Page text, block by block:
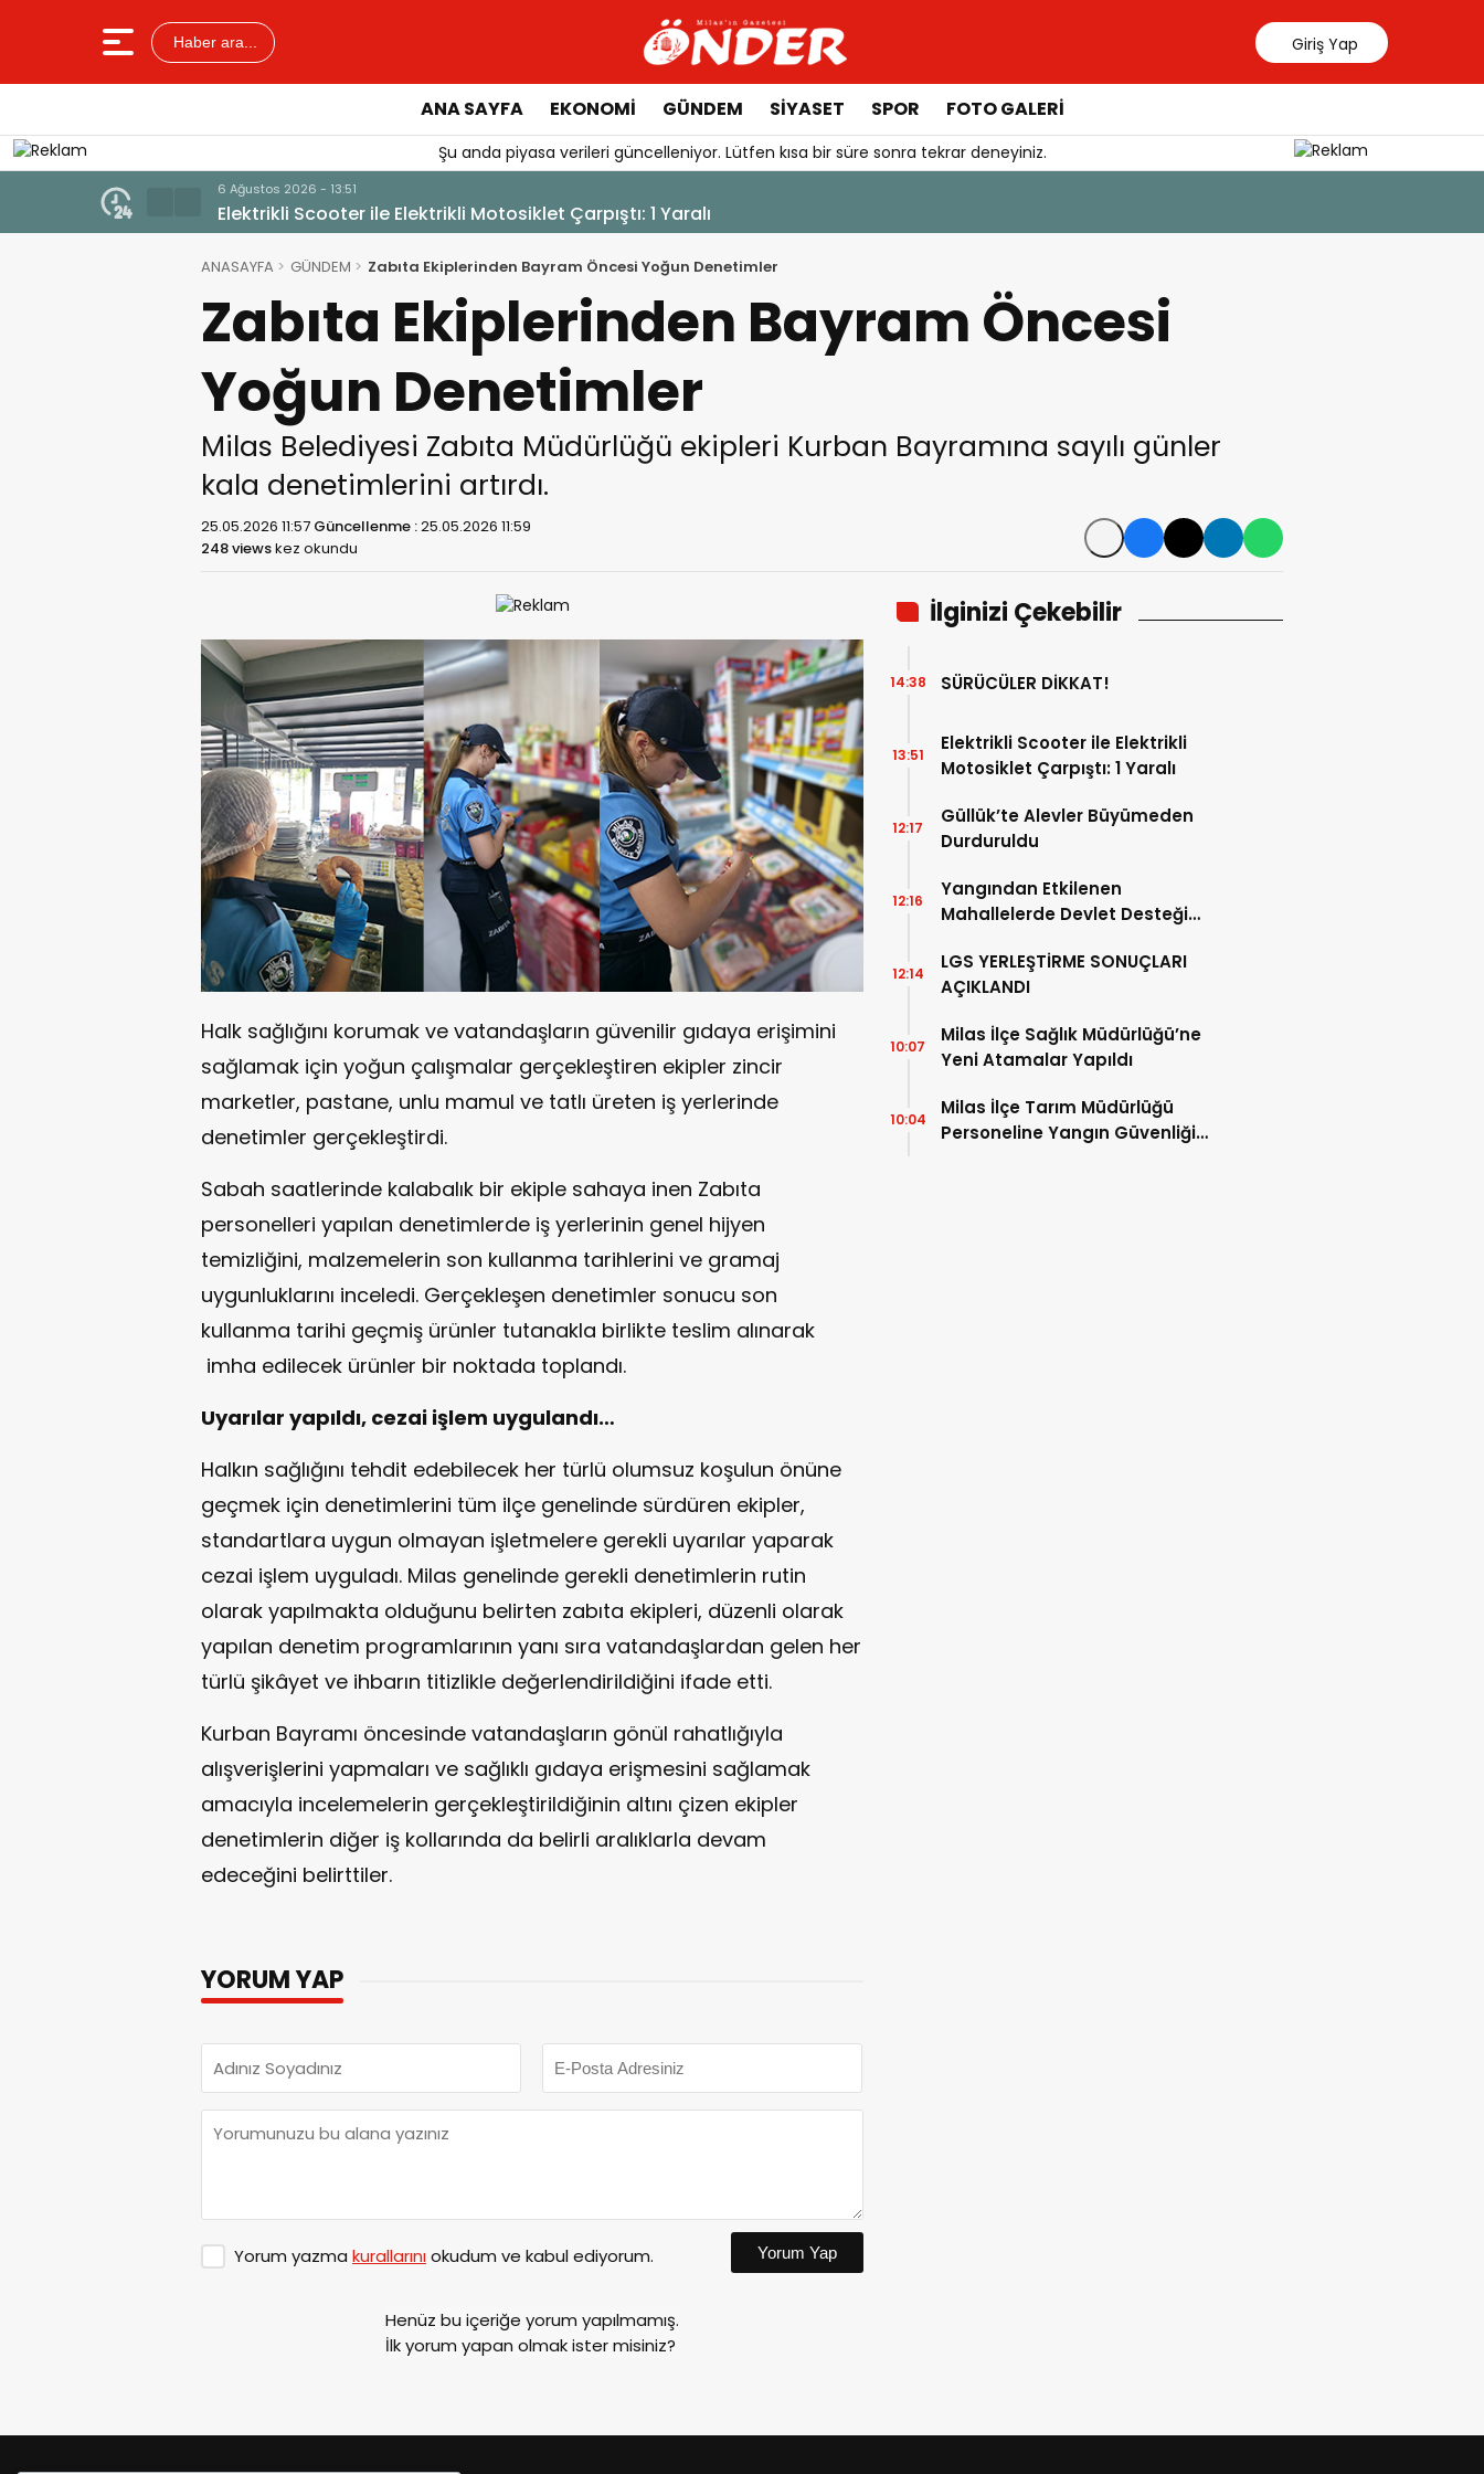
Haber ara... Giriş Yap
ANA SAYFA EKONOMİ GÜNDEM SİYASET SPOR FOTO GALERİ
Şu anda piyasa verileri güncelleniyor. Lütfen kısa bir süre sonra tekrar deneyiniz.
Güllük’te Alevler Büyümeden Durduruldu
ANASAYFA GÜNDEM Zabıta Ekiplerinden Bayram Öncesi Yoğun Denetimler
Zabıta Ekiplerinden Bayram Öncesi
Yoğun Denetimler
Milas Belediyesi Zabıta Müdürlüğü ekipleri Kurban Bayramına sayılı günler
kala denetimlerini artırdı.
25.05.2026 11:57 Güncellenme :25.05.2026 11:59
248 viewskez okundu
Halk sağlığını korumak ve vatandaşların güvenilir gıdaya erişimini
sağlamak için yoğun çalışmalar gerçekleştiren ekipler zincir
marketler, pastane, unlu mamul ve tatlı üreten iş yerlerinde
denetimler gerçekleştirdi.
Sabah saatlerinde kalabalık bir ekiple sahaya inen Zabıta
personelleri yapılan denetimlerde iş yerlerinin genel hijyen
temizliğini, malzemelerin son kullanma tarihlerini ve gramaj
uygunluklarını inceledi. Gerçekleşen denetimler sonucu son
kullanma tarihi geçmiş ürünler tutanakla birlikte teslim alınarak
imha edilecek ürünler bir noktada toplandı.
Uyarılar yapıldı, cezai işlem uygulandı…
Halkın sağlığını tehdit edebilecek her türlü olumsuz koşulun önüne
geçmek için denetimlerini tüm ilçe genelinde sürdüren ekipler,
standartlara uygun olmayan işletmelere gerekli uyarılar yaparak
cezai işlem uyguladı. Milas genelinde gerekli denetimlerin rutin
olarak yapılmakta olduğunu belirten zabıta ekipleri, düzenli olarak
yapılan denetim programlarının yanı sıra vatandaşlardan gelen her
türlü şikâyet ve ihbarın titizlikle değerlendirildiğini ifade etti.
Kurban Bayramı öncesinde vatandaşların gönül rahatlığıyla
alışverişlerini yapmaları ve sağlıklı gıdaya erişmesini sağlamak
amacıyla incelemelerin gerçekleştirildiğinin altını çizen ekipler
denetimlerin diğer iş kollarında da belirli aralıklarla devam
edeceğini belirttiler.
YORUM YAP
Yorum yazma kurallarınıokudum ve kabul ediyorum. Yorum Yap
Henüz bu içeriğe yorum yapılmamış.
İlk yorum yapan olmak ister misiniz?
İlginizi Çekebilir
SÜRÜCÜLER DİKKAT!
14:38
Elektrikli Scooter ile Elektrikli
Motosiklet Çarpıştı: 1 Yaralı
13:51
Güllük’te Alevler Büyümeden
Durduruldu
12:17
Yangından Etkilenen
Mahallelerde Devlet Desteği
12:16
LGS YERLEŞTİRME SONUÇLARI
AÇIKLANDI
12:14
Milas İlçe Sağlık Müdürlüğü’ne
Yeni Atamalar Yapıldı
10:07
Milas İlçe Tarım Müdürlüğü
Personeline Yangın Güvenliği
10:04